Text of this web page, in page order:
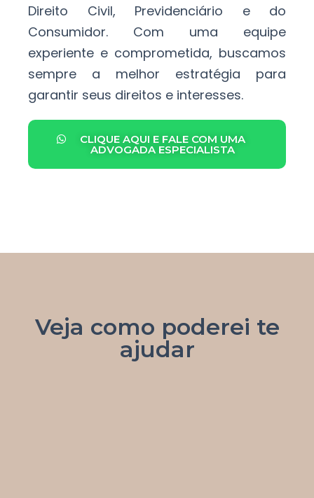
Direito Civil, Previdenciário e do
Consumidor.
Com uma equipe
experiente e comprometida, buscamos
sempre a melhor estratégia para
garantir seus direitos e interesses.
CLIQUE AQUI E FALE COM UMA
ADVOGADA ESPECIALISTA
Veja como poderei te
ajudar